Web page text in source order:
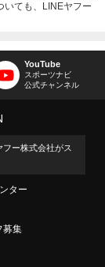
いても、LINEヤフー
YouTube
スポーツナビ
公式チャンネル
フー株式会社がス
ター
募集